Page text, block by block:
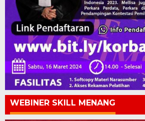
WEBINER SKILL MENANG